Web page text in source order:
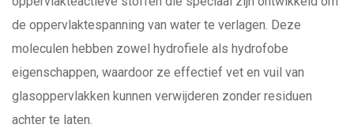
de oppervlaktespanning van water te verlagen. Deze
moleculen hebben zowel hydrofiele als hydrofobe
eigenschappen, waardoor ze effectief vet en vuil van
glasoppervlakken kunnen verwijderen zonder residuen
achter te laten.